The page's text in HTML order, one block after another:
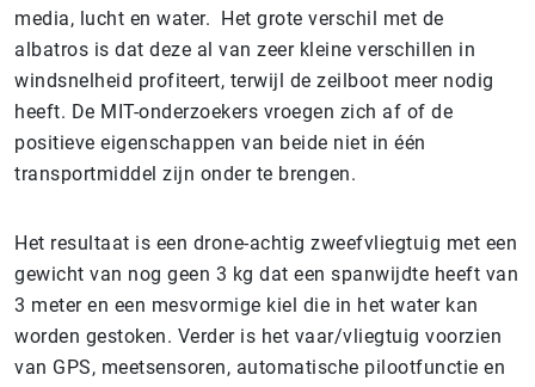
media, lucht en water. Het grote verschil met de
albatros is dat deze al van zeer kleine verschillen in
windsnelheid profiteert, terwijl de zeilboot meer nodig
heeft. De MIT-onderzoekers vroegen zich af of de
positieve eigenschappen van beide niet in één
transportmiddel zijn onder te brengen.
Het resultaat is een drone-achtig zweefvliegtuig met een
gewicht van nog geen 3 kg dat een spanwijdte heeft van
3 meter en een mesvormige kiel die in het water kan
worden gestoken. Verder is het vaar/vliegtuig voorzien
van GPS, meetsensoren, automatische pilootfunctie en